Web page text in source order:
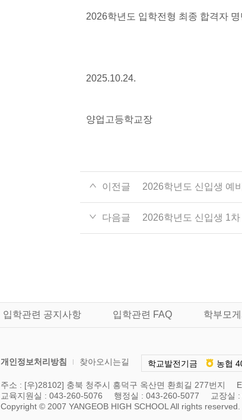
2026학년도 입학전형 최종 합격자
2025.10.24.
양업고등학교장
이전글 2026학년도 신입생 예
다음글 2026학년도 신입생 1
입학관련 공지사항 입학관련 FAQ 학부모
개인정보처리방침 | 찾아오시는길 학교발전기금 농협
주소 : [우)28102] 충북 청주시 흥덕구 옥산면 환희길 277번지
교육지원실 : 043-260-5076
행정실 : 043-260-5077 교장실
Copyright © 2007 YANGEOB HIGH SCHOOL All rights reserved.